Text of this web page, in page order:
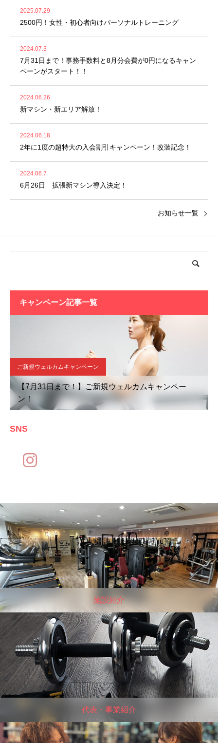
2025.07.29
2500円！女性・初心者向けパーソナルトレーニング
2024.07.3
7月31日まで！事務手数料と8月分会費が0円になるキャン
ペーンがスタート！！
2024.06.26
新マシン・新エリア解放！
2024.06.18
2年に1度の超特大の入会割引キャンペーン！改装記念！
2024.06.7
6月26日 拡張新マシン導入決定！
お知らせ一覧
キャンペーン記事一覧
ご新規ウェルカムキャンペーン
【7月31日まで！】ご新規ウェルカムキャンペー
ン！
SNS
施設紹介
代表・事業紹介